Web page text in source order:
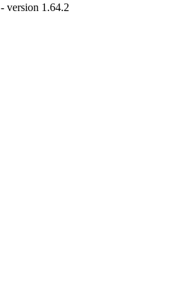
- version 1.64.2